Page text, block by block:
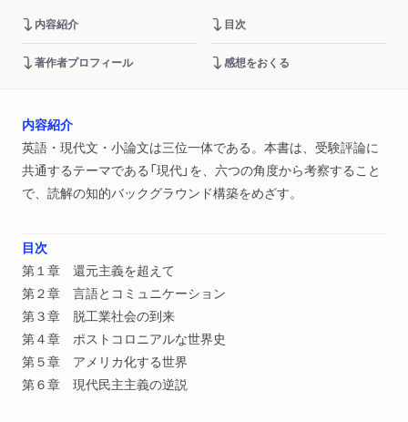
内容紹介 目次
著作者プロフィール 感想をおくる
内容紹介
英語・現代文・小論文は三位一体である。本書は、受験評論に
共通するテーマである「現代」を、六つの角度から考察すること
で、読解の知的バックグラウンド構築をめざす。
目次
第１章 還元主義を超えて
第２章 言語とコミュニケーション
第３章 脱工業社会の到来
第４章 ポストコロニアルな世界史
第５章 アメリカ化する世界
第６章 現代民主主義の逆説